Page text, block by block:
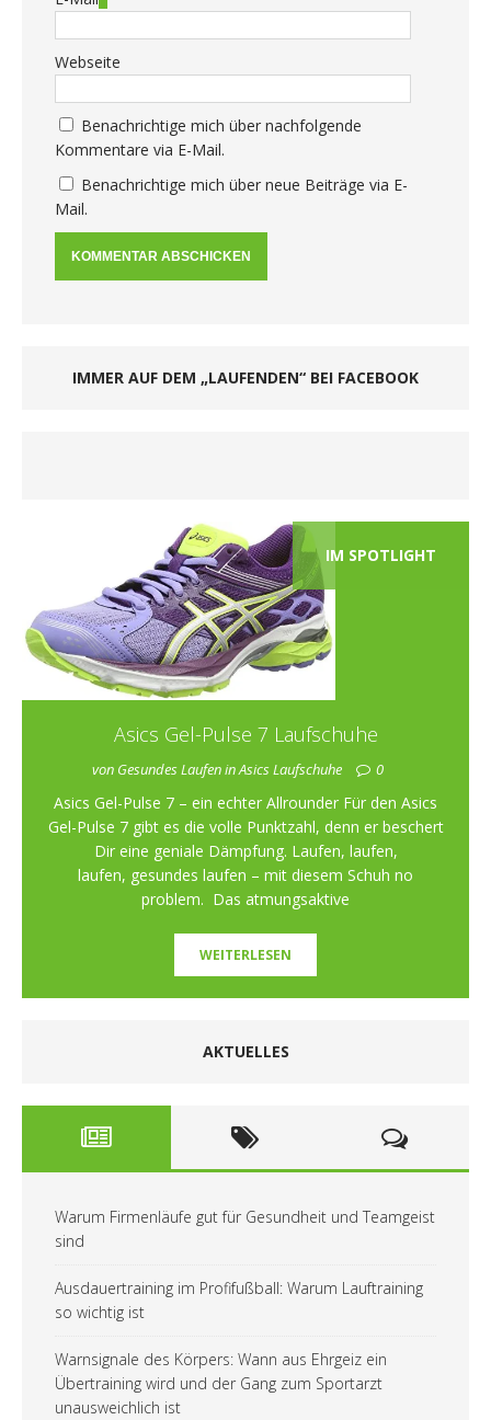
Webseite
Benachrichtige mich über nachfolgende
Kommentare via E-Mail.
Benachrichtige mich über neue Beiträge via E-
Mail.
IMMER AUF DEM „LAUFENDEN“ BEI FACEBOOK
IM SPOTLIGHT
Asics Gel-Pulse 7 Laufschuhe
von Gesundes Laufen in Asics Laufschuhe 0
Asics Gel-Pulse 7 – ein echter Allrounder Für den Asics
Gel-Pulse 7 gibt es die volle Punktzahl, denn er beschert
Dir eine geniale Dämpfung. Laufen, laufen,
laufen, gesundes laufen – mit diesem Schuh no
problem. Das atmungsaktive
WEITERLESEN
AKTUELLES
Warum Firmenläufe gut für Gesundheit und Teamgeist
sind
Ausdauertraining im Profifußball: Warum Lauftraining
so wichtig ist
Warnsignale des Körpers: Wann aus Ehrgeiz ein
Übertraining wird und der Gang zum Sportarzt
unausweichlich ist